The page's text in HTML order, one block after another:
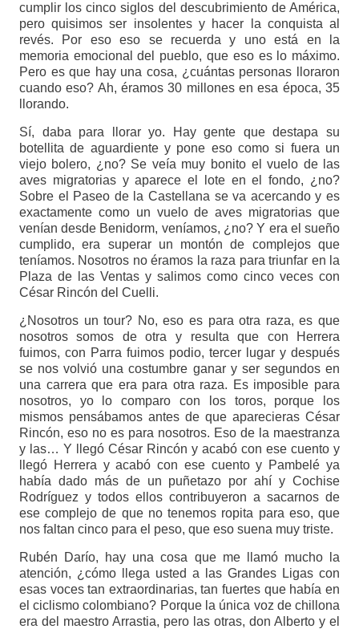
cumplir los cinco siglos del descubrimiento de América,
pero quisimos ser insolentes y hacer la conquista al
revés. Por eso eso se recuerda y uno está en la
memoria emocional del pueblo, que eso es lo máximo.
Pero es que hay una cosa, ¿cuántas personas lloraron
cuando eso? Ah, éramos 30 millones en esa época, 35
llorando.
Sí, daba para llorar yo. Hay gente que destapa su
botellita de aguardiente y pone eso como si fuera un
viejo bolero, ¿no? Se veía muy bonito el vuelo de las
aves migratorias y aparece el lote en el fondo, ¿no?
Sobre el Paseo de la Castellana se va acercando y es
exactamente como un vuelo de aves migratorias que
venían desde Benidorm, veníamos, ¿no? Y era el sueño
cumplido, era superar un montón de complejos que
teníamos. Nosotros no éramos la raza para triunfar en la
Plaza de las Ventas y salimos como cinco veces con
César Rincón del Cuelli.
¿Nosotros un tour? No, eso es para otra raza, es que
nosotros somos de otra y resulta que con Herrera
fuimos, con Parra fuimos podio, tercer lugar y después
se nos volvió una costumbre ganar y ser segundos en
una carrera que era para otra raza. Es imposible para
nosotros, yo lo comparo con los toros, porque los
mismos pensábamos antes de que aparecieras César
Rincón, eso no es para nosotros. Eso de la maestranza
y las… Y llegó César Rincón y acabó con ese cuento y
llegó Herrera y acabó con ese cuento y Pambelé ya
había dado más de un puñetazo por ahí y Cochise
Rodríguez y todos ellos contribuyeron a sacarnos de
ese complejo de que no tenemos ropita para eso, que
nos faltan cinco para el peso, que eso suena muy triste.
Rubén Darío, hay una cosa que me llamó mucho la
atención, ¿cómo llega usted a las Grandes Ligas con
esas voces tan extraordinarias, tan fuertes que había en
el ciclismo colombiano? Porque la única voz de chillona
era del maestro Arrastia, pero las otras, don Alberto y el